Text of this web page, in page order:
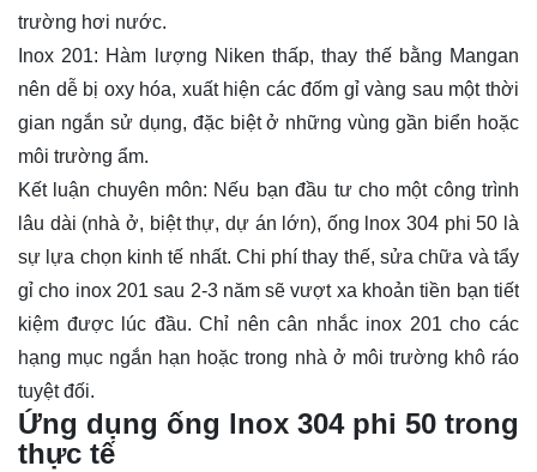
trường hơi nước.
Inox 201: Hàm lượng Niken thấp, thay thế bằng Mangan
nên dễ bị oxy hóa, xuất hiện các đốm gỉ vàng sau một thời
gian ngắn sử dụng, đặc biệt ở những vùng gần biển hoặc
môi trường ẩm.
Kết luận chuyên môn: Nếu bạn đầu tư cho một công trình
lâu dài (nhà ở, biệt thự, dự án lớn), ống lnox 304 phi 50 là
sự lựa chọn kinh tế nhất. Chi phí thay thế, sửa chữa và tẩy
gỉ cho inox 201 sau 2-3 năm sẽ vượt xa khoản tiền bạn tiết
kiệm được lúc đầu. Chỉ nên cân nhắc inox 201 cho các
hạng mục ngắn hạn hoặc trong nhà ở môi trường khô ráo
tuyệt đối.
Ứng dụng ống lnox 304 phi 50 trong
thực tế